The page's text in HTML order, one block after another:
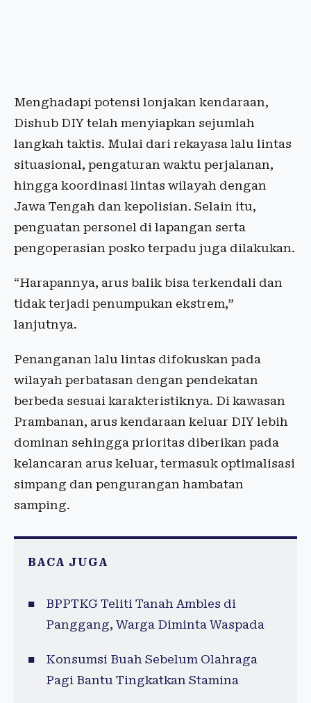
Menghadapi potensi lonjakan kendaraan,
Dishub DIY telah menyiapkan sejumlah
langkah taktis. Mulai dari rekayasa lalu lintas
situasional, pengaturan waktu perjalanan,
hingga koordinasi lintas wilayah dengan
Jawa Tengah dan kepolisian. Selain itu,
penguatan personel di lapangan serta
pengoperasian posko terpadu juga dilakukan.
“Harapannya, arus balik bisa terkendali dan
tidak terjadi penumpukan ekstrem,”
lanjutnya.
Penanganan lalu lintas difokuskan pada
wilayah perbatasan dengan pendekatan
berbeda sesuai karakteristiknya. Di kawasan
Prambanan, arus kendaraan keluar DIY lebih
dominan sehingga prioritas diberikan pada
kelancaran arus keluar, termasuk optimalisasi
simpang dan pengurangan hambatan
samping.
BACA JUGA
BPPTKG Teliti Tanah Ambles di
Panggang, Warga Diminta Waspada
Konsumsi Buah Sebelum Olahraga
Pagi Bantu Tingkatkan Stamina